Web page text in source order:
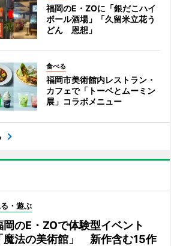
福岡のE・ZOに「銀だこハイ
ボール酒場」「久留米立花う
どん 恩想」
食べる
福岡市美術館内レストラン・
カフェで「トーベとムーミン
展」コラボメニュー
・遊ぶ
岡のE・ZOで体験型イベント
魔法の美術館」 新作含む15作